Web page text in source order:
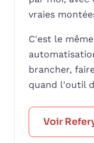
vraies
C'est le
brancher,
quand l'outil
Voir